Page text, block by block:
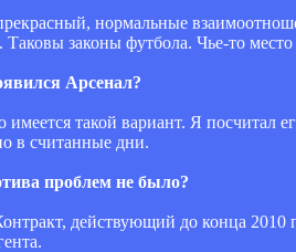
нормальные
Таковы законы футбола. Чье-то
Арсенал?
имеется такой вариант. Я
в считанные дни.
проблем не было?
действующий до конца